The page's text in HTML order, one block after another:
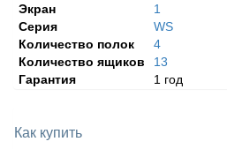
Экран
1
Серия
WS
Количество полок
4
Количество ящиков
13
Гарантия
1 год
Как купить